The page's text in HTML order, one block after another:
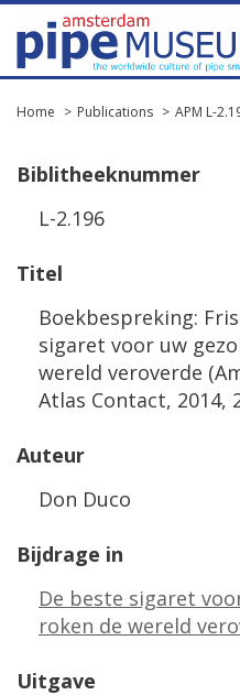
Home Publications APM L-
Biblitheeknummer
L-2.196
Titel
Boekbespreking:
sigaret voor uw
wereld veroverde
Atlas Contact, 2014,
Auteur
Don Duco
Bijdrage in
De beste sigaret
roken de wereld
Uitgave